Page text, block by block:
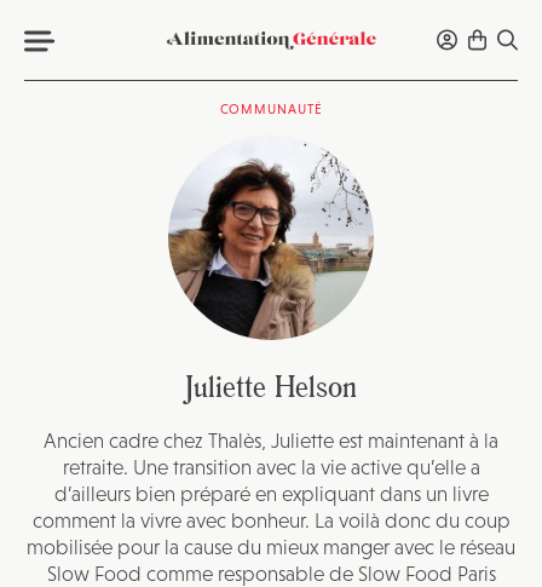
COMMUNAUTÉ
Juliette Helson
Ancien cadre chez Thalès, Juliette est maintenant à la
retraite. Une transition avec la vie active qu’elle a
d’ailleurs bien préparé en expliquant dans un livre
comment la vivre avec bonheur. La voilà donc du coup
mobilisée pour la cause du mieux manger avec le réseau
Slow Food comme responsable de Slow Food Paris